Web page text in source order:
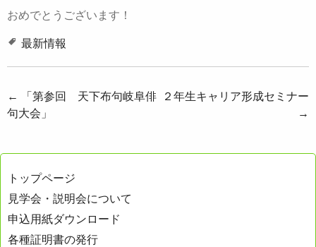
おめでとうございます！
最新情報
投
稿
ゲ
ー
シ
←
「第参回 天下布句岐阜俳
句大会」
２年生キャリア形成セミナー
→
トップページ
見学会・説明会について
申込用紙ダウンロード
各種証明書の発行